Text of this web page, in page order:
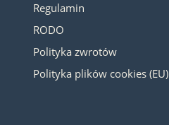
Regulamin
RODO
Polityka zwrotów
Polityka plików cookies (EU)